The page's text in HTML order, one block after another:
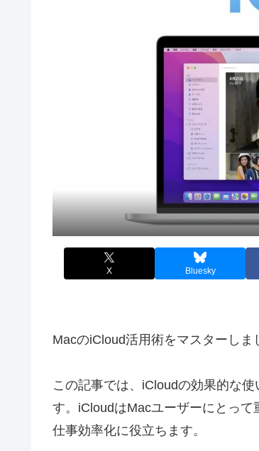
X Bluesky
MacのiCloud活用術をマスターしま
この記事では、iCloudの効果的な
す。iCloudはMacユーザーにとっ
仕事効率化に役立ちます。